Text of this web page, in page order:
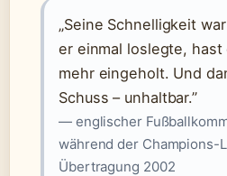
„Seine Schnelligkeit
er einmal loslegte,
mehr eingeholt. Und
Schuss – unhaltbar.”
— englischer
während der Champions-
Übertragung 2002